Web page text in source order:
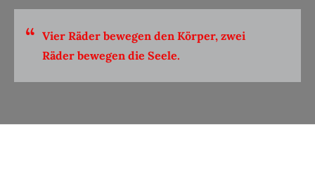
Vier Räder bewegen den Körper, zwei
Räder bewegen die Seele.